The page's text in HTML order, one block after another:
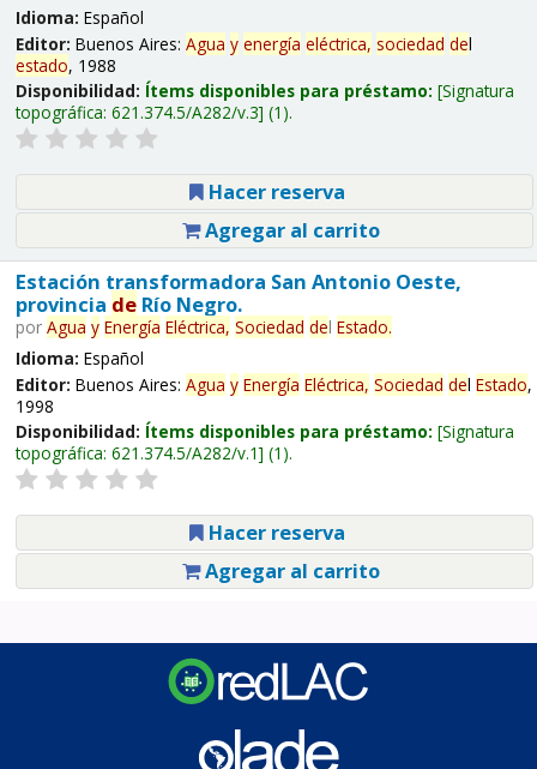
Idioma: Español
Editor: Buenos Aires: Agua y energía eléctrica, sociedad del
estado, 1988
Disponibilidad: Ítems disponibles para préstamo: Signatura
topográfica: 621.374.5/A282/v.3 (1).
Hacer reserva
Agregar al carrito
Estación transformadora San Antonio Oeste,
provincia deRío Negro.
por Agua y Energía Eléctrica, Sociedad del Estado.
Idioma: Español
Editor: Buenos Aires: Agua y Energía Eléctrica, Sociedad del Estado,
1998
Disponibilidad: Ítems disponibles para préstamo: Signatura
topográfica: 621.374.5/A282/v.1 (1).
Hacer reserva
Agregar al carrito